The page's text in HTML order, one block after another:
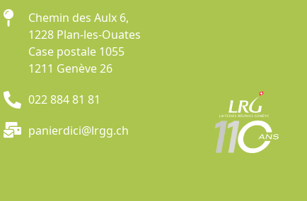
Chemin des Aulx 6,
1228 Plan-les-Ouates
Case postale 1055
1211 Genève 26
022 884 81 81
panierdici@lrgg.ch